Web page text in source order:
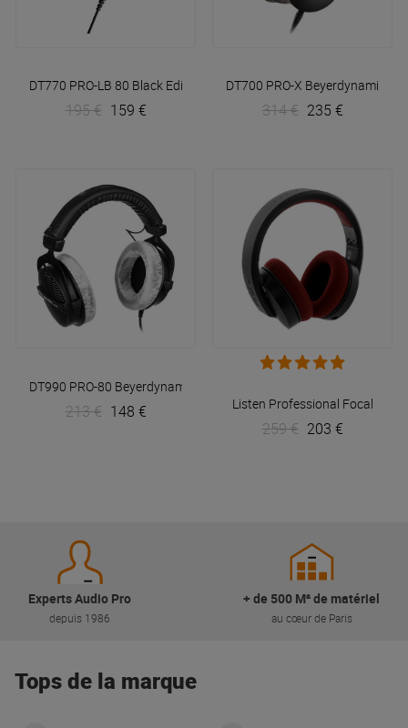
DT770 PRO-LB 80 Black Edition Beyerdynamic
195 € 159 €
DT700 PRO-X Beyerdynamic
314 € 235 €
DT990 PRO-80 Beyerdynamic
213 € 148 € Listen Professional Focal
259 € 203 €
Experts Audio Pro
depuis 1986
+ de 500 M² de matériel
au cœur de Paris
Tops de la marque